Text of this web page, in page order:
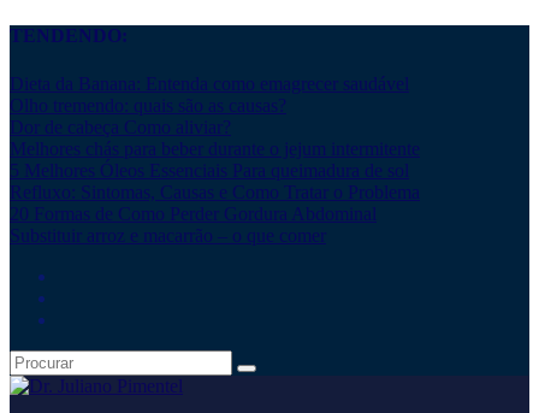
TENDENDO:
Dieta da Banana: Entenda como emagrecer saudável
Olho tremendo: quais são as causas?
Dor de cabeça Como aliviar?
Melhores chás para beber durante o jejum intermitente
5 Melhores Óleos Essenciais Para queimadura de sol
Refluxo: Sintomas, Causas e Como Tratar o Problema
20 Formas de Como Perder Gordura Abdominal
Substituir arroz e macarrão – o que comer